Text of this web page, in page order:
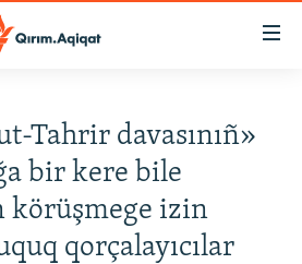
Tahrir davasınıñ»
bir kere bile
körüşmege izin
qorçalayıcılar